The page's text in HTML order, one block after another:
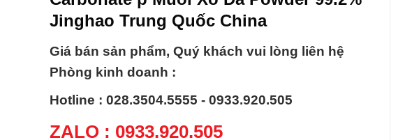
Jinghao Trung Quốc China
Giá bán sản phẩm, Quý khách vui lòng liên hệ
Phòng kinh doanh :
Hotline : 028.3504.5555 - 0933.920.505
ZALO : 0933.920.505